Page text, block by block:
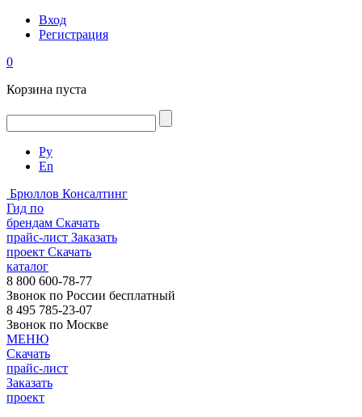
Вход
Регистрация
0
Корзина пуста
Ру
En
Брюллов Консалтинг
Гид по
брендам Скачать
прайс-лист Заказать
проект Скачать
каталог
8 800 600-78-77
Звонок по России бесплатный
8 495 785-23-07
Звонок по Москве
МЕНЮ
Скачать
прайс-лист
Заказать
проект